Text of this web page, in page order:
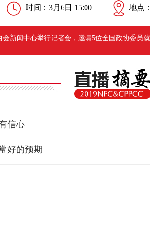
时间：3月6日 15:00 地点
新闻中心举行记者会，邀请5位全国政协委员
信心
好的预期